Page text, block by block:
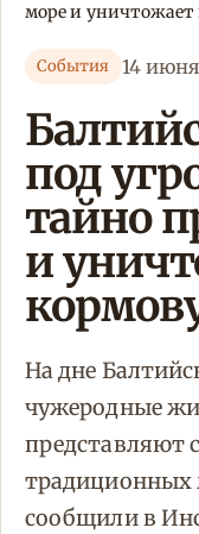
море и уничтожает
События 14
под
тайно
и
На дне
чужеродные
представляют
традиционных
сообщили в